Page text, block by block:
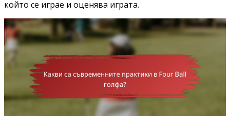
който се играе и оценява играта.